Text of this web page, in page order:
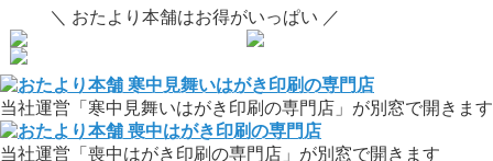
＼ おたより本舗はお得がいっぱい ／
当社運営「寒中見舞いはがき印刷の専門店」が別窓で開きます
当社運営「喪中はがき印刷の専門店」が別窓で開きます